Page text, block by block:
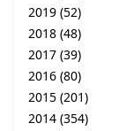
2019 (52)
2018 (48)
2017 (39)
2016 (80)
2015 (201)
2014 (354)